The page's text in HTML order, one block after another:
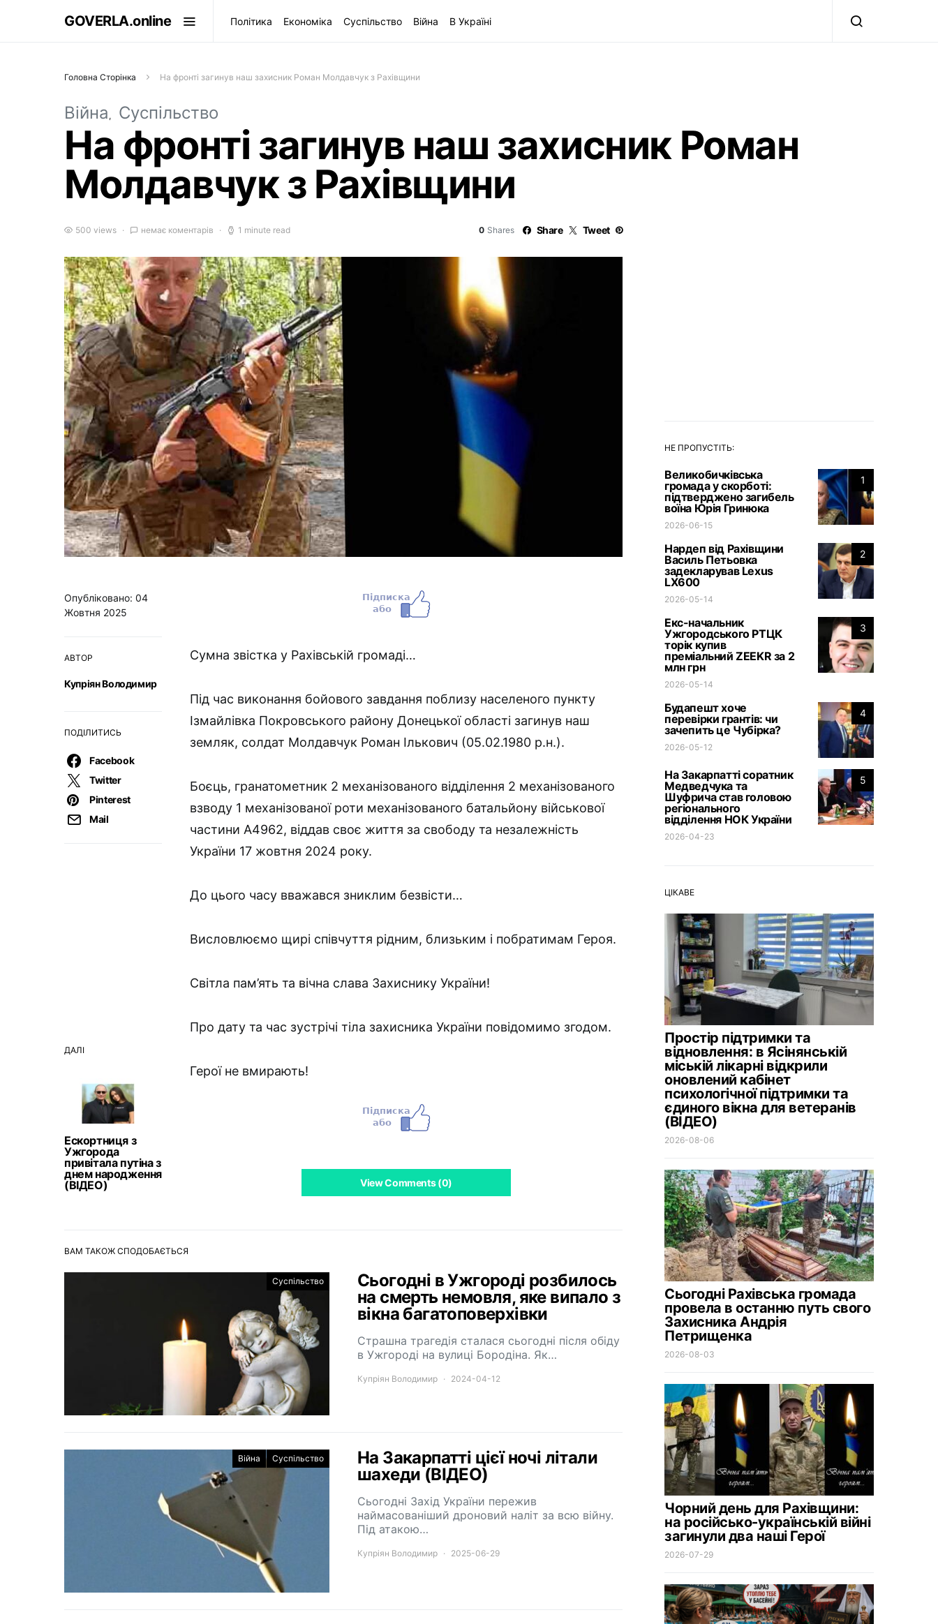
GOVERLA.online Політика Економіка Суспільство Війна В Україні
Головна Сторінка На фронті загинув наш захисник Роман Молдавчук з Рахівщини
Війна Суспільство
На фронті загинув наш захисник Роман
Молдавчук з Рахівщини
500 views немає коментарів 1 minute read 0 Shares Share Tweet
ДАЛІ
Ескортниця з
Ужгорода
привітала путіна з
днем народження
(ВІДЕО)
Опубліковано: 04
Жовтня 2025
АВТОР
Купріян Володимир
ПОДІЛИТИСЬ
Facebook
Twitter
Pinterest
Mail
Сумна звістка у Рахівській громаді…
Під час виконання бойового завдання поблизу населеного пункту
Ізмайлівка Покровського району Донецької області загинув наш
земляк, солдат Молдавчук Роман Ількович (05.02.1980 р.н.).
Боєць, гранатометник 2 механізованого відділення 2 механізованого
взводу 1 механізованої роти механізованого батальйону військової
частини А4962, віддав своє життя за свободу та незалежність
України 17 жовтня 2024 року.
До цього часу вважався зниклим безвісти…
Висловлюємо щирі співчуття рідним, близьким і побратимам Героя.
Світла пам’ять та вічна слава Захиснику України!
Про дату та час зустрічі тіла захисника України повідомимо згодом.
Герої не вмирають!
View Comments (0)
ВАМ ТАКОЖ СПОДОБАЄТЬСЯ
Суспільство
Сьогодні в Ужгороді розбилось
на смерть немовля, яке випало з
вікна багатоповерхівки
Страшна трагедія сталася сьогодні після обіду
в Ужгороді на вулиці Бородіна. Як…
Купріян Володимир 2024-04-12
Війна Суспільство
На Закарпатті цієї ночі літали
шахеди (ВІДЕО)
Сьогодні Захід України пережив
наймасованіший дроновий наліт за всю війну.
Під атакою…
Купріян Володимир 2025-06-29
НЕ ПРОПУСТІТЬ:
1
Великобичківська
громада у скорботі:
підтверджено загибель
воїна Юрія Гринюка
2026-06-15
2
Нардеп від Рахівщини
Василь Петьовка
задекларував Lexus
LX600
2026-05-14
3
Екс-начальник
Ужгородського РТЦК
торік купив
преміальний ZEEKR за 2
млн грн
2026-05-14
4
Будапешт хоче
перевірки грантів: чи
зачепить це Чубірка?
2026-05-12
5
На Закарпатті соратник
Медведчука та
Шуфрича став головою
регіонального
відділення НОК України
2026-04-23
ЦІКАВЕ
Простір підтримки та
відновлення: в Ясінянській
міській лікарні відкрили
оновлений кабінет
психологічної підтримки та
єдиного вікна для ветеранів
(ВІДЕО)
2026-08-06
Сьогодні Рахівська громада
провела в останню путь свого
Захисника Андрія
Петрищенка
2026-08-03
Чорний день для Рахівщини:
на російсько-українській війні
загинули два наші Герої
2026-07-29